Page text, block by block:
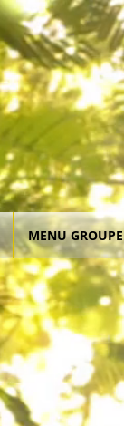
MENU GROUPE